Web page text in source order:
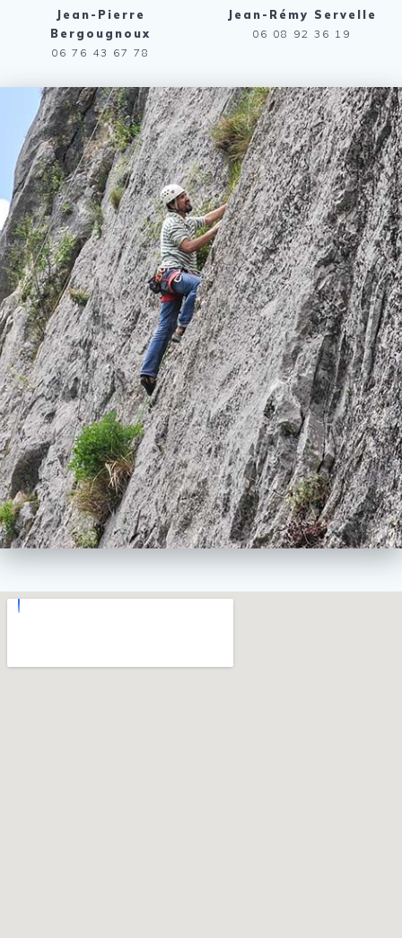
Jean-Pierre
Bergougnoux
06 76 43 67 78
Jean-Rémy Servelle
06 08 92 36 19